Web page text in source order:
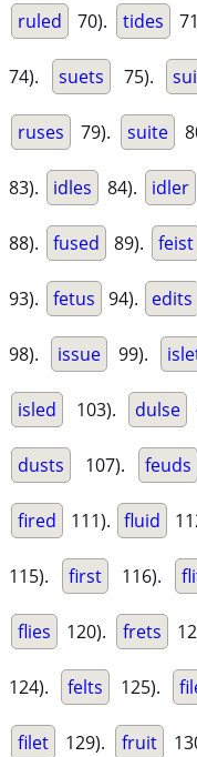
ruled 70). tides
74). suets 75).
ruses 79). suite
83). idles 84). idler
88). fused 89). feist
93). fetus 94). edits
98). issue 99).
isled 103). dulse
dusts 107). feuds
fired 111). fluid
115). first 116).
flies 120). frets
124). felts 125).
filet 129). fruit